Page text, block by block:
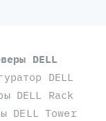
DELL
DELL
DELL Rack
DELL Tower